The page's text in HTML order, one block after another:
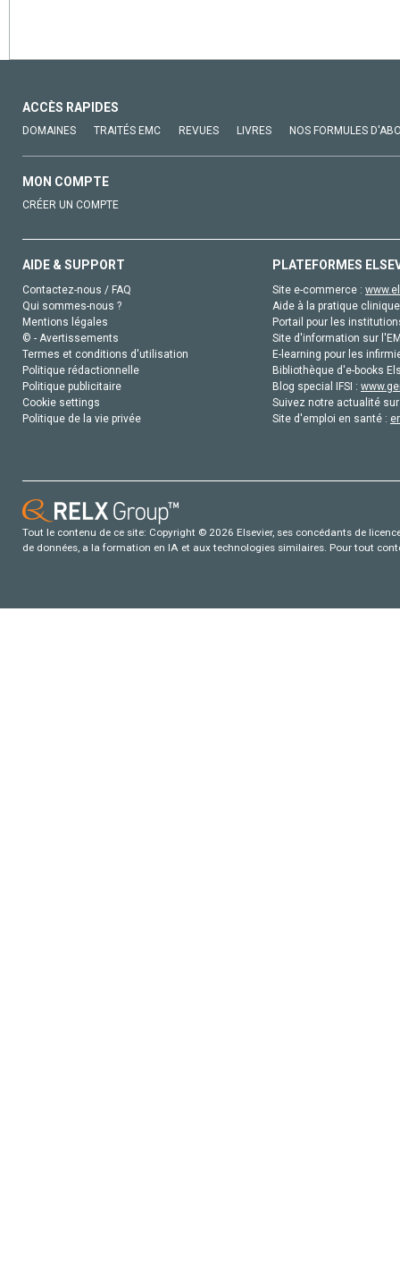
ACCÈS RAPIDES
DOMAINES TRAITÉS EMC REVUES LIVRES NOS FORMULES
MON COMPTE
CRÉER UN COMPTE
AIDE & SUPPORT
Contactez-nous / FAQ
Qui sommes-nous ?
Mentions légales
© - Avertissements
Termes et conditions d'utilisation
Politique rédactionnelle
Politique publicitaire
Cookie settings
Politique de la vie privée
PLATEFORMES
Site e-commerce :
Aide à la pratique
Portail pour les
Site d'information sur
E-learning pour les
Bibliothèque d'e-books
Blog special IFSI :
Suivez notre actualité
Site d'emploi en santé :
Tout le contenu de ce site: Copyright © 2026 Elsevier, ses concédants de
de données, a la formation en IA et aux technologies similaires. Pour tout